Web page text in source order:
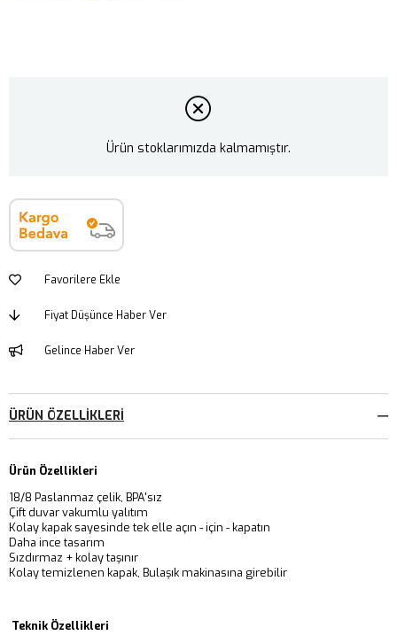
Ürün stoklarımızda kalmamıştır.
Favorilere Ekle
Fiyat Düşünce Haber Ver
Gelince Haber Ver
ÜRÜN ÖZELLIKLERI
Ürün Özellikleri
18/8 Paslanmaz çelik, BPA'sız
Çift duvar vakumlu yalıtım
Kolay kapak sayesinde tek elle açın - için - kapatın
Daha ince tasarım
Sızdırmaz + kolay taşınır
Kolay temizlenen kapak, Bulaşık makinasına girebilir
Teknik Özellikleri